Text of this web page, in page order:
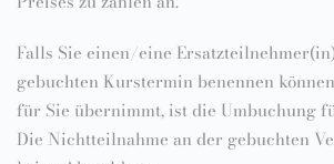
Falls Sie einen/eine
gebuchten Kurstermin benennen
für Sie übernimmt, ist die Umbuchung
Die Nichtteilnahme an der gebuchten